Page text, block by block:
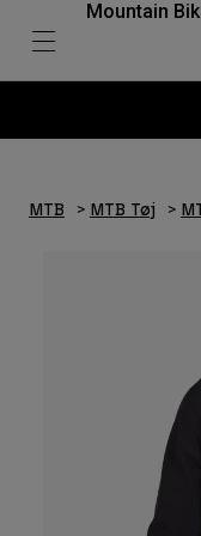
Mountain
MTB MTB Tøj